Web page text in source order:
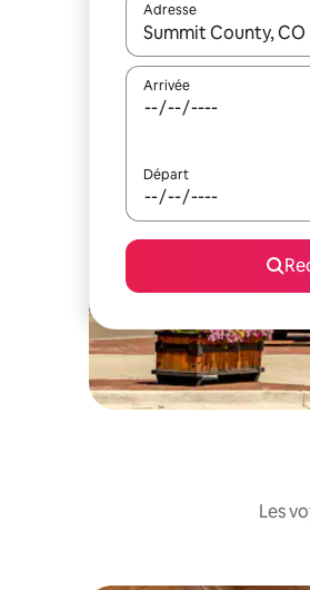
Adresse
Lorsque les résultats
Arrivée
Départ
Les